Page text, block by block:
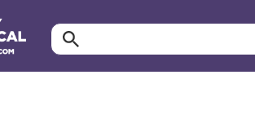
ابحث…